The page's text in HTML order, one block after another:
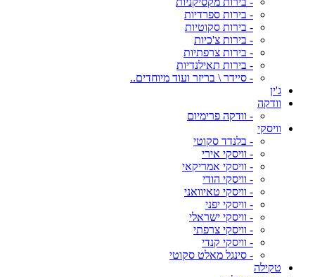
- בירות ספרדיות
- בירות סקוטיות
- בירות צ'כיות
- בירות צרפתיות
- בירות תאילנדיות
- סיידר \ בריזר ועוד מיוחדים..
ג'ין
וודקה
- וודקה פרימיום
וויסקי
- בלנדד סקוטי
- וויסקי אירי
- וויסקי אמריקאי
- וויסקי הודי
- וויסקי טאיוואני
- וויסקי יפני
- וויסקי ישראלי
- וויסקי צרפתי
- וויסקי קנדי
- סינגל מאלט סקוטי
טקילה